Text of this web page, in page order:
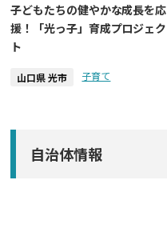
子どもたちの健やかな成長を応
援！「光っ子」育成プロジェク
ト
山口県 光市 子育て
自治体情報